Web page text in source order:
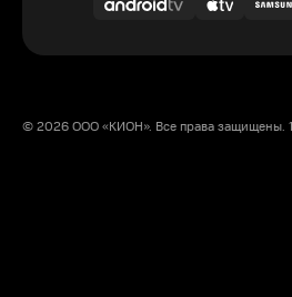
© 2026 ООО «КИОН». Все права защищены.